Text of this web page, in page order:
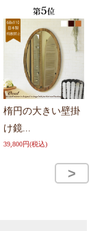
楕円の大きい壁掛
け鏡...
39,800円(税込)